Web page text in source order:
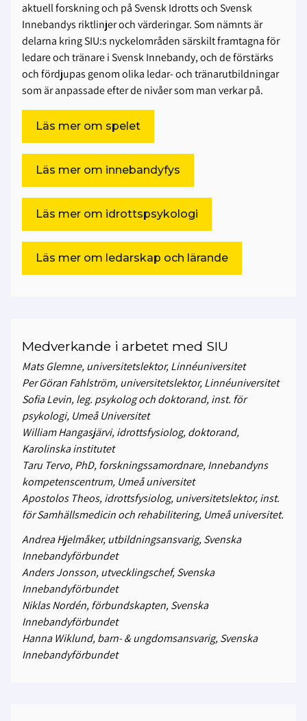
aktuell forskning och på Svensk Idrotts och Svensk
Innebandys riktlinjer och värderingar. Som nämnts är
delarna kring SIU:s nyckelområden särskilt framtagna för
ledare och tränare i Svensk Innebandy, och de förstärks
och fördjupas genom olika ledar- och tränarutbildningar
som är anpassade efter de nivåer som man verkar på.
Läs mer om spelet
Läs mer om innebandyfys
Läs mer om idrottspsykologi
Läs mer om ledarskap och lärande
Medverkande i arbetet med SIU
Mats Glemne, universitetslektor, Linnéuniversitet
Per Göran Fahlström, universitetslektor, Linnéuniversitet
Sofia Levin, leg. psykolog och doktorand, inst. för
psykologi, Umeå Universitet
William Hangasjärvi, idrottsfysiolog, doktorand,
Karolinska institutet
Taru Tervo, PhD, forskningssamordnare, Innebandyns
kompetenscentrum, Umeå universitet
Apostolos Theos, idrottsfysiolog, universitetslektor, inst.
för Samhällsmedicin och rehabilitering, Umeå universitet.
Andrea Hjelmåker, utbildningsansvarig, Svenska
Innebandyförbundet
Anders Jonsson, utvecklingschef, Svenska
Innebandyförbundet
Niklas Nordén, förbundskapten, Svenska
Innebandyförbundet
Hanna Wiklund, barn- & ungdomsansvarig, Svenska
Innebandyförbundet